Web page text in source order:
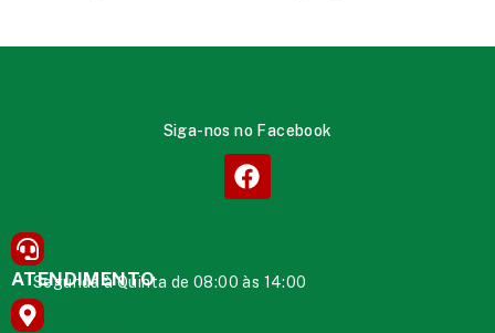
Siga-nos no Facebook
ATENDIMENTO
Segunda à Quinta de 08:00 às 14:00